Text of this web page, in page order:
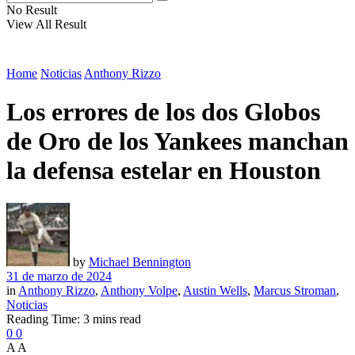
No Result
View All Result
Home Noticias Anthony Rizzo
Los errores de los dos Globos
de Oro de los Yankees manchan
la defensa estelar en Houston
by Michael Bennington
31 de marzo de 2024
in Anthony Rizzo, Anthony Volpe, Austin Wells, Marcus Stroman,
Noticias
Reading Time: 3 mins read
0 0
A A